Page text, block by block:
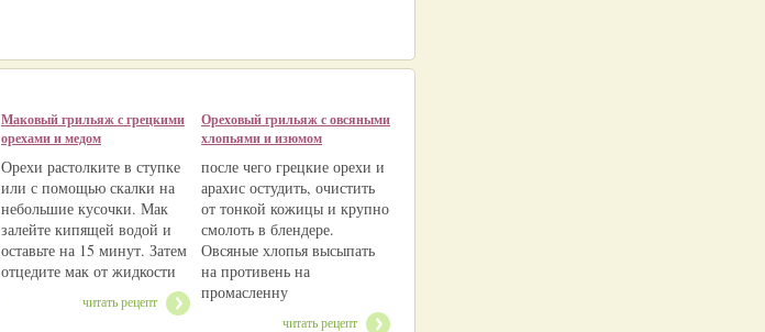
Маковый грильяж с грецкими
орехами и медом
Орехи растолките в ступке
или с помощью скалки на
небольшие кусочки. Мак
залейте кипящей водой и
оставьте на 15 минут. Затем
отцедите мак от жидкости
читать рецепт
Ореховый грильяж с овсяными
хлопьями и изюмом
после чего грецкие орехи и
арахис остудить, очистить
от тонкой кожицы и крупно
смолоть в блендере.
Овсяные хлопья высыпать
на противень на
промасленну
читать рецепт